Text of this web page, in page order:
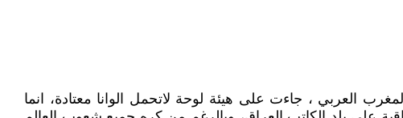
العربي ، جاءت على هيئة لوحة لاتحمل الوانا معتادة، انما